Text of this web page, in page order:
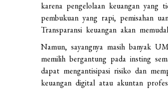
karena pengelolaan keuangan yang
pembukuan yang rapi, pemisahan
Transparansi keuangan akan
Namun, sayangnya masih banyak
memilih bergantung pada insting
dapat mengantisipasi risiko dan
keuangan digital atau akuntan